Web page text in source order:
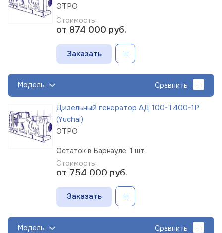
ЭТРО
Стоимость:
от 874 000 руб.
Заказать
Модель Сравнить
Дизельный генератор АД 100-Т400-1Р
(Yuchai)
ЭТРО
Остаток в Барнауле: 1 шт.
Стоимость:
от 754 000 руб.
Заказать
Модель Сравнить